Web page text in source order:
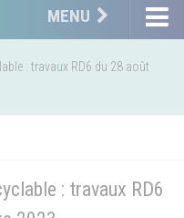
MENU
: travaux RD6 du 28 août
: travaux RD6